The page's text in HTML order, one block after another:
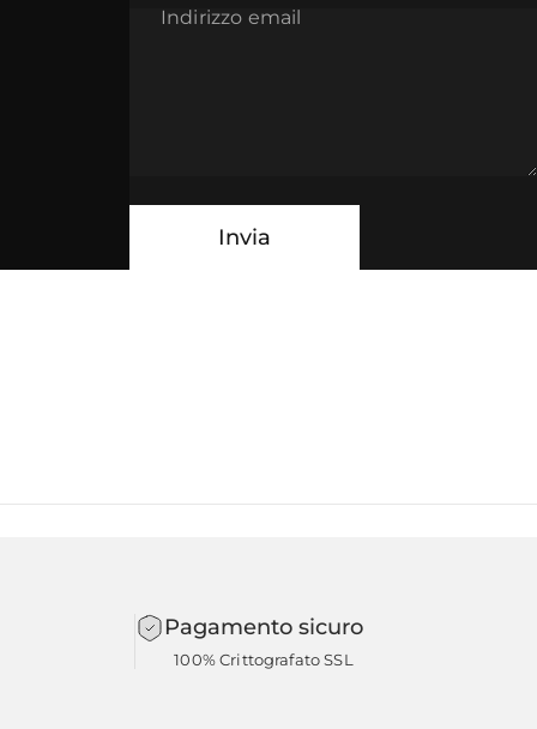
Indirizzo email
Invia
Pagamento sicuro
100% Crittografato SSL